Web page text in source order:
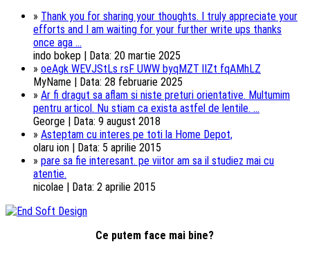
» Thank you for sharing your thoughts. I truly appreciate your
efforts and I am waiting for your further write ups thanks
once aga ...
indo bokep | Data: 20 martie 2025
» oeAgk WEVJStLs rsF UWW byqMZT lIZt fqAMhLZ
MyName | Data: 28 februarie 2025
» Ar fi dragut sa aflam si niste preturi orientative. Multumim
pentru articol. Nu stiam ca exista astfel de lentile. ...
George | Data: 9 august 2018
» Asteptam cu interes pe toti la Home Depot,
olaru ion | Data: 5 aprilie 2015
» pare sa fie interesant. pe viitor am sa il studiez mai cu
atentie.
nicolae | Data: 2 aprilie 2015
Ce putem face mai bine?